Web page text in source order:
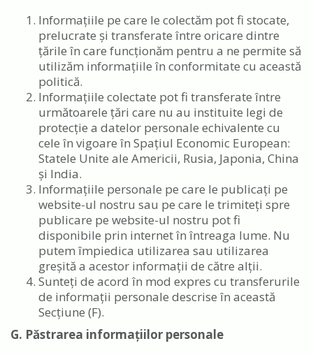
Informațiile pe care le colectăm pot fi stocate,
prelucrate și transferate între oricare dintre
țările în care funcționăm pentru a ne permite să
utilizăm informațiile în conformitate cu această
politică.
Informațiile colectate pot fi transferate între
următoarele țări care nu au instituite legi de
protecție a datelor personale echivalente cu
cele în vigoare în Spațiul Economic European:
Statele Unite ale Americii, Rusia, Japonia, China
și India.
Informațiile personale pe care le publicați pe
website-ul nostru sau pe care le trimiteți spre
publicare pe website-ul nostru pot fi
disponibile prin internet în întreaga lume. Nu
putem împiedica utilizarea sau utilizarea
greșită a acestor informații de către alții.
Sunteți de acord în mod expres cu transferurile
de informații personale descrise în această
Secțiune (F).
G. Păstrarea informațiilor personale